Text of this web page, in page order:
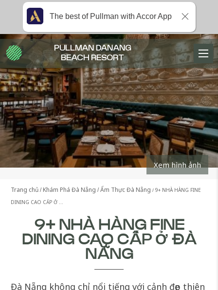
Xem hình ảnh
Trang chủ Khám Phá Đà Nẵng Ẩm Thực Đà Nẵng
9+ NHÀ HÀNG FINE
DINING CAO CẤP Ở …
9+ NHÀ HÀNG FINE
DINING CAO CẤP Ở ĐÀ
NẴNG
Đà Nẵng không chỉ nổi tiếng với cảnh đẹp thiên
PULLMAN DANANG
BEACH RESORT
The best of Pullman with Accor App